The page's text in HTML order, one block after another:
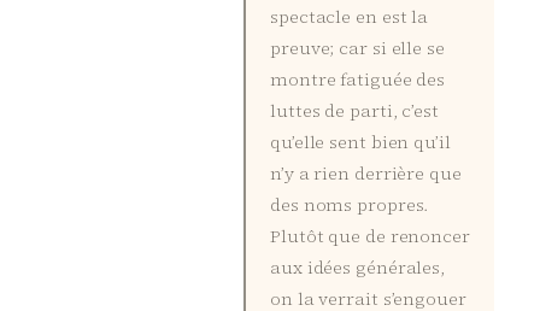
spectacle en est la
preuve; car si elle se
montre fatiguée des
luttes de parti, c’est
qu’elle sent bien qu’il
n’y a rien derrière que
des noms propres.
Plutôt que de renoncer
aux idées générales,
on la verrait s’engouer